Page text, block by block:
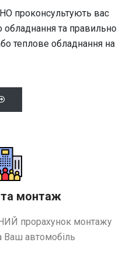
проконсультують вас
та правильно
теплове обладнання на
монтаж
прорахунок монтажу
Ваш автомобіль